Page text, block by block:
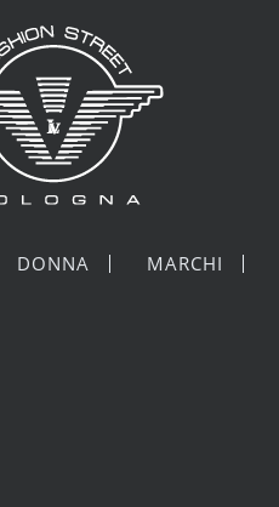
DONNA MARCHI